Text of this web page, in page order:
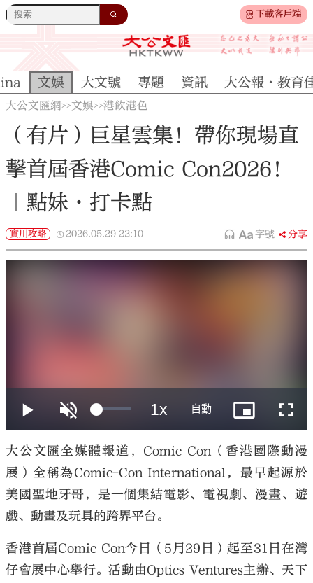
下載客戶端
大公文匯
文娛 大文號 專題 資訊 大公報·教育
大公文匯網>>文娛>>港飲港色
（有片）巨星雲集！帶你現場直
擊首屆香港Comic Con2026！
｜點妹•打卡點
實用攻略 2026.05.29 22:10 字號 分享
大公文匯全媒體報道，Comic Con（香港國際動漫
展）全稱為Comic-Con International，最早起源於
美國聖地牙哥，是一個集結電影、電視劇、漫畫、遊
戲、動畫及玩具的跨界平台。
香港首屆Comic Con今日（5月29日）起至31日在灣
仔會展中心舉行。活動由Optics Ventures主辦、天下